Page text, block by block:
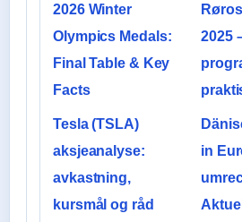
2026 Winter
Olympics Medals:
Final Table & Key
Facts
2025
Tesla (TSLA)
aksjeanalyse:
avkastning,
kursmål og råd
in